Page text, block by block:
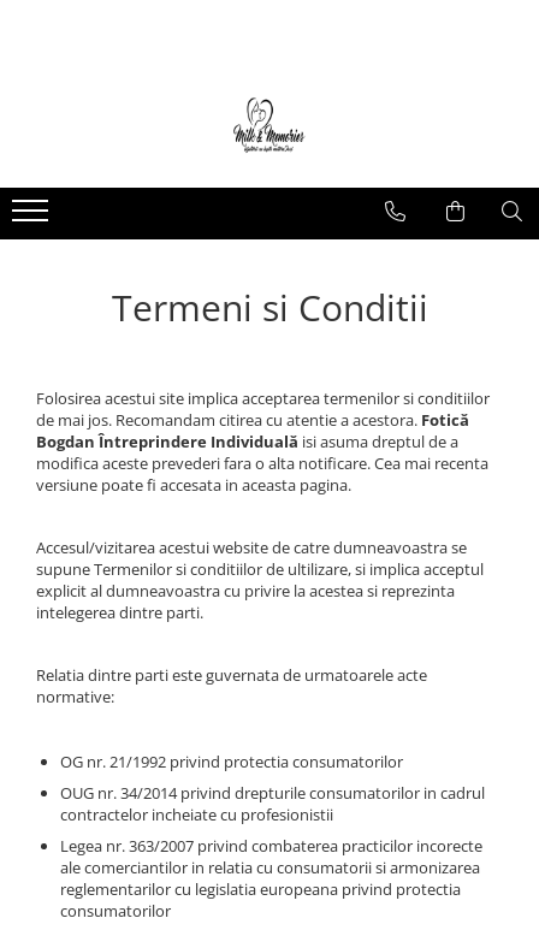
Brățări argint
Brățări șnur
Inele
Inele aur
Inele argint
Pandantive
Pandantive argint
Vouchere Cadou
Seturi bijuterii
Seturi din argint
Seturi din aur
Termeni si Conditii
Folosirea acestui site implica acceptarea termenilor si conditiilor
de mai jos. Recomandam citirea cu atentie a acestora. Fotică
Bogdan Întreprindere Individuală isi asuma dreptul de a
modifica aceste prevederi fara o alta notificare. Cea mai recenta
versiune poate fi accesata in aceasta pagina.
Accesul/vizitarea acestui website de catre dumneavoastra se
supune Termenilor si conditiilor de ultilizare, si implica acceptul
explicit al dumneavoastra cu privire la acestea si reprezinta
intelegerea dintre parti.
Relatia dintre parti este guvernata de urmatoarele acte
normative:
OG nr. 21/1992 privind protectia consumatorilor
OUG nr. 34/2014 privind drepturile consumatorilor in cadrul
contractelor incheiate cu profesionistii
Legea nr. 363/2007 privind combaterea practicilor incorecte
ale comerciantilor in relatia cu consumatorii si armonizarea
reglementarilor cu legislatia europeana privind protectia
consumatorilor